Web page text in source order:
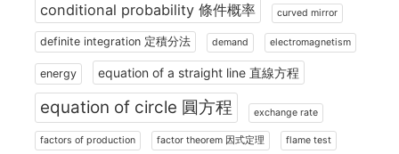
conditional probability 條件概率 curved mirror
definite integration 定積分法 demand electromagnetism
energy equation of a straight line 直線方程
equation of circle 圓方程 exchange rate
factors of production factor theorem 因式定理 flame test